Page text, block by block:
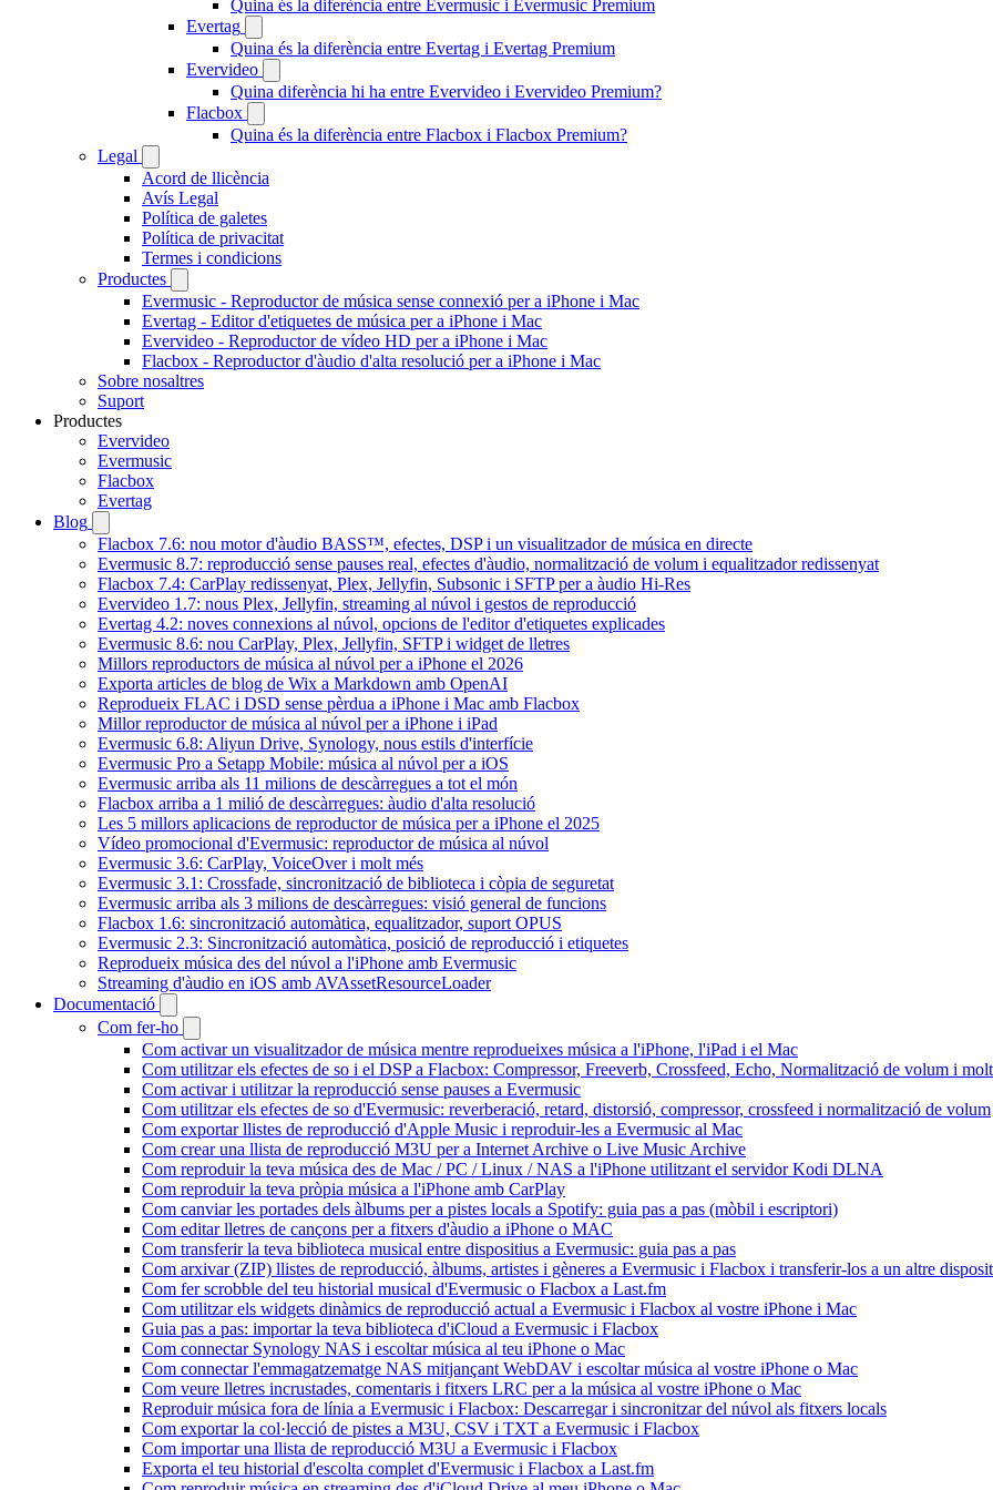
Quina és la diferència entre Evermusic i Evermusic Premium
Evertag
Quina és la diferència entre Evertag i Evertag Premium
Evervideo
Quina diferència hi ha entre Evervideo i Evervideo Premium?
Flacbox
Quina és la diferència entre Flacbox i Flacbox Premium?
Legal
Acord de llicència
Avís Legal
Política de galetes
Política de privacitat
Termes i condicions
Productes
Evermusic - Reproductor de música sense connexió per a iPhone i Mac
Evertag - Editor d'etiquetes de música per a iPhone i Mac
Evervideo - Reproductor de vídeo HD per a iPhone i Mac
Flacbox - Reproductor d'àudio d'alta resolució per a iPhone i Mac
Sobre nosaltres
Suport
Productes
Evervideo
Evermusic
Flacbox
Evertag
Blog
Flacbox 7.6: nou motor d'àudio BASS™, efectes, DSP i un visualitzador de música en directe
Evermusic 8.7: reproducció sense pauses real, efectes d'àudio, normalització de volum i equalitzador redissenyat
Flacbox 7.4: CarPlay redissenyat, Plex, Jellyfin, Subsonic i SFTP per a àudio Hi-Res
Evervideo 1.7: nous Plex, Jellyfin, streaming al núvol i gestos de reproducció
Evertag 4.2: noves connexions al núvol, opcions de l'editor d'etiquetes explicades
Evermusic 8.6: nou CarPlay, Plex, Jellyfin, SFTP i widget de lletres
Millors reproductors de música al núvol per a iPhone el 2026
Exporta articles de blog de Wix a Markdown amb OpenAI
Reprodueix FLAC i DSD sense pèrdua a iPhone i Mac amb Flacbox
Millor reproductor de música al núvol per a iPhone i iPad
Evermusic 6.8: Aliyun Drive, Synology, nous estils d'interfície
Evermusic Pro a Setapp Mobile: música al núvol per a iOS
Evermusic arriba als 11 milions de descàrregues a tot el món
Flacbox arriba a 1 milió de descàrregues: àudio d'alta resolució
Les 5 millors aplicacions de reproductor de música per a iPhone el 2025
Vídeo promocional d'Evermusic: reproductor de música al núvol
Evermusic 3.6: CarPlay, VoiceOver i molt més
Evermusic 3.1: Crossfade, sincronització de biblioteca i còpia de seguretat
Evermusic arriba als 3 milions de descàrregues: visió general de funcions
Flacbox 1.6: sincronització automàtica, equalitzador, suport OPUS
Evermusic 2.3: Sincronització automàtica, posició de reproducció i etiquetes
Reprodueix música des del núvol a l'iPhone amb Evermusic
Streaming d'àudio en iOS amb AVAssetResourceLoader
Documentació
Com fer-ho
Com activar un visualitzador de música mentre reprodueixes música a l'iPhone, l'iPad i el Mac
Com utilitzar els efectes de so i el DSP a Flacbox: Compressor, Freeverb, Crossfeed, Echo, Normalització de volum i
Com activar i utilitzar la reproducció sense pauses a Evermusic
Com utilitzar els efectes de so d'Evermusic: reverberació, retard, distorsió, compressor, crossfeed i normalització de volum
Com exportar llistes de reproducció d'Apple Music i reproduir-les a Evermusic al Mac
Com crear una llista de reproducció M3U per a Internet Archive o Live Music Archive
Com reproduir la teva música des de Mac / PC / Linux / NAS a l'iPhone utilitzant el servidor Kodi DLNA
Com reproduir la teva pròpia música a l'iPhone amb CarPlay
Com canviar les portades dels àlbums per a pistes locals a Spotify: guia pas a pas (mòbil i escriptori)
Com editar lletres de cançons per a fitxers d'àudio a iPhone o MAC
Com transferir la teva biblioteca musical entre dispositius a Evermusic: guia pas a pas
Com arxivar (ZIP) llistes de reproducció, àlbums, artistes i gèneres a Evermusic i Flacbox i transferir-los a un altre
Com fer scrobble del teu historial musical d'Evermusic o Flacbox a Last.fm
Com utilitzar els widgets dinàmics de reproducció actual a Evermusic i Flacbox al vostre iPhone i Mac
Guia pas a pas: importar la teva biblioteca d'iCloud a Evermusic i Flacbox
Com connectar Synology NAS i escoltar música al teu iPhone o Mac
Com connectar l'emmagatzematge NAS mitjançant WebDAV i escoltar música al vostre iPhone o Mac
Com veure lletres incrustades, comentaris i fitxers LRC per a la música al vostre iPhone o Mac
Reproduir música fora de línia a Evermusic i Flacbox: Descarregar i sincronitzar del núvol als fitxers locals
Com exportar la col·lecció de pistes a M3U, CSV i TXT a Evermusic i Flacbox
Com importar una llista de reproducció M3U a Evermusic i Flacbox
Exporta el teu historial d'escolta complet d'Evermusic i Flacbox a Last.fm